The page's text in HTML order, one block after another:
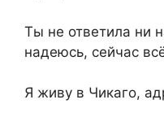
Ты не ответила ни
надеюсь, сейчас
Я живу в Чикаго,